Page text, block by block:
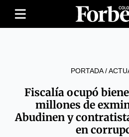
PORTADA/
Fiscalía ocupó
millones de
Abudinen y
en